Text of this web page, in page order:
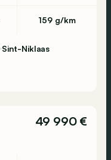
159 g/km
Sint-Niklaas
49 990 €